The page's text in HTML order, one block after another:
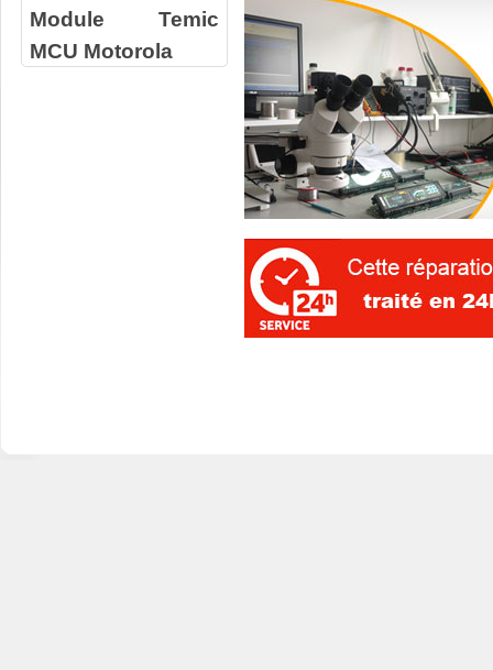
Module Temic
MCU Motorola